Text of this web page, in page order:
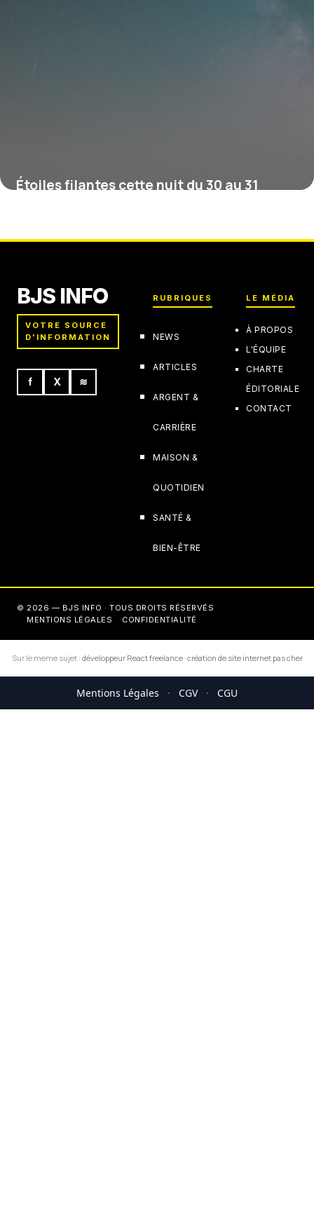
Étoiles filantes cette nuit du 30 au 31
BJS INFO
VOTRE SOURCE
D'INFORMATION
f X ≋
RUBRIQUES
NEWS
ARTICLES
ARGENT &
CARRIÈRE
MAISON &
QUOTIDIEN
SANTÉ &
BIEN-ÊTRE
LE MÉDIA
À PROPOS
L'ÉQUIPE
CHARTE
ÉDITORIALE
CONTACT
© 2026 — BJS INFO · TOUS DROITS RÉSERVÉS
MENTIONS LÉGALES
CONFIDENTIALITÉ
Sur le meme sujet : développeur React freelance·création de site internet pas cher
Mentions Légales · CGV · CGU